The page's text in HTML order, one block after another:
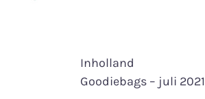
Inholland
Goodiebags – juli 2021